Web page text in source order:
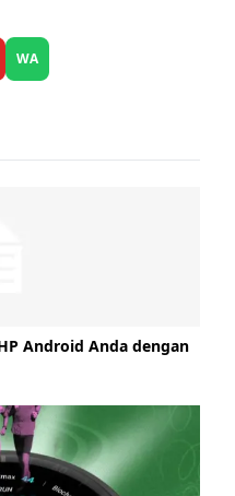
WA
Android Anda dengan